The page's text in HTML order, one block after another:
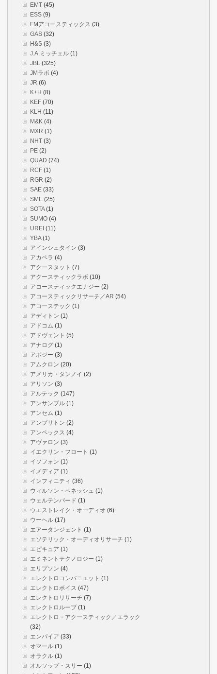
EMT (45)
ESS (9)
FMアコースティックス (3)
GAS (32)
H&S (3)
J.A.ミッチェル (1)
JBL (325)
JMラボ (4)
JR (6)
K+H (8)
KEF (70)
KLH (11)
M&K (4)
MXR (1)
NHT (3)
PE (2)
QUAD (74)
RCF (1)
RGR (2)
SAE (33)
SME (25)
SOTA(1)
SUMO (4)
UREI (11)
YBA(1)
アインシュタイン (3)
アカペラ (4)
アクースタット (7)
アクースティックラボ (10)
アコースティックエナジー (2)
アコースティックリサーチ／AR (54)
アコーステック (1)
アディトン (1)
アドコム (1)
アドヴェント (5)
アナログ (1)
アポジー (3)
アムクロン (20)
アメリカ・タンノイ (2)
アリソン (3)
アルテック (147)
アンサンブル (1)
アンセム (1)
アンプリトン (2)
アンペックス (4)
アヴァロン (3)
イエクリン・フロート (1)
イソフォン (1)
イメディア (1)
インフィニティ (36)
ウィルソン・ベネッシュ (1)
ウェルテンパード (1)
ウエストレイク・オーディオ (6)
ウーヘル (17)
エアータンジェント (1)
エソテリック・オーディオリサーチ (1)
エピキュア (1)
エミネントテクノロジー (1)
エリプソン (4)
エレクトロコンパニエット (1)
エレクトロボイス (47)
エレクトロリサーチ (7)
エレクトロルーブ (1)
エレクトロ・アクースティック／エラック
(32)
エンパイア (33)
オマール (1)
オラクル (1)
オルソップ・スリー (1)